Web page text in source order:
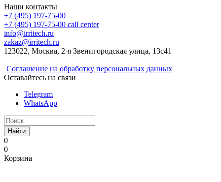
Наши контакты
+7 (495) 197-75-00
+7 (495) 197-75-00 call center
info@irritech.ru
zakaz@irritech.ru
123022, Москва, 2-я Звенигородская улица, 13с41
Соглашение на обработку персональных данных
Оставайтесь на связи
Telegram
WhatsApp
Найти
0
0
Корзина